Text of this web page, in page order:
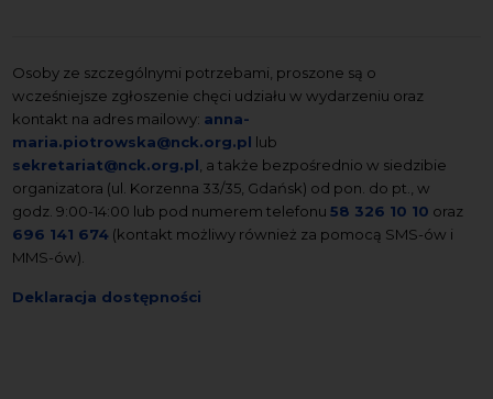
Osoby ze szczególnymi potrzebami, proszone są o
wcześniejsze zgłoszenie chęci udziału w wydarzeniu oraz
kontakt na adres mailowy: anna-
maria.piotrowska@nck.org.pl lub
sekretariat@nck.org.pl, a także bezpośrednio w siedzibie
organizatora (ul. Korzenna 33/35, Gdańsk) od pon. do pt., w
godz. 9:00-14:00 lub pod numerem telefonu58 326 10 10 oraz
696 141 674 (kontakt możliwy również za pomocą SMS-ów i
MMS-ów).
Deklaracja dostępności